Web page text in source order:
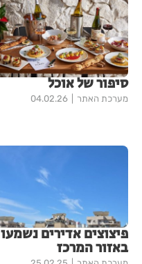
סיפור של אוכל
מערכת האתר 04.02.26
פיצוצים אדירים נשמעו
באזור המרכז